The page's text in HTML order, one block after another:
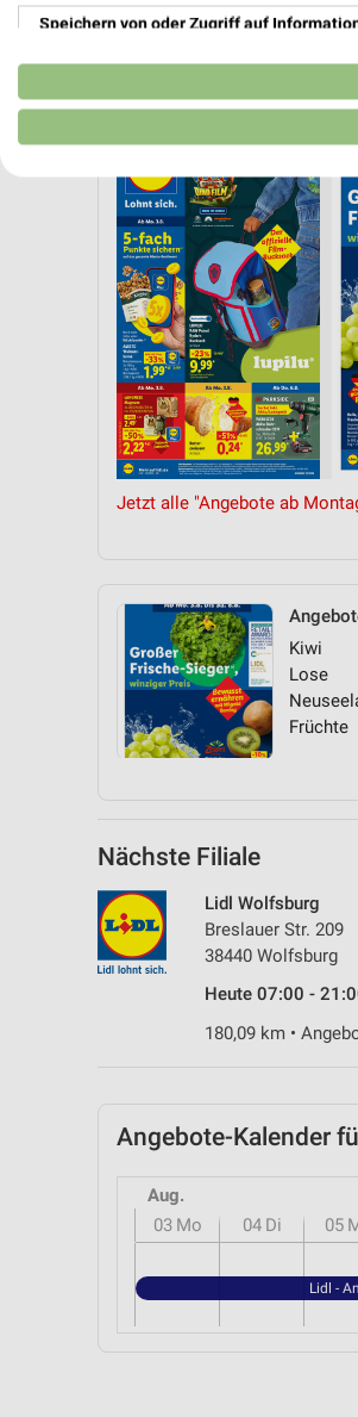
Jetzt alle "Angebote ab
Kiwi
Lose
Früchte
Nächste Filiale
Lidl Wolfsburg
Breslauer Str. 209
38440 Wolfsburg
Heute 07:00 -
180,09 km •
Angebote-Kalender
Aug.
03 Mo 04 Di 05
Lidl -
Speichern von oder Zugriff auf
Verwendung reduzierter Daten zur
Erstellung von Profilen für personalisierte
Erstellung von Profilen zur
Verwendung von Profilen zur Auswahl
Messung der Werbeleistung
Messung der Performance von Inhalten
Analyse von Zielgruppen durch
Entwicklung und Verbesserung der
Verwendung genauer Standortdaten
Geräte anhand von aktiv angeforderten
Nicht-IAB-Verarbeitungszwecke: